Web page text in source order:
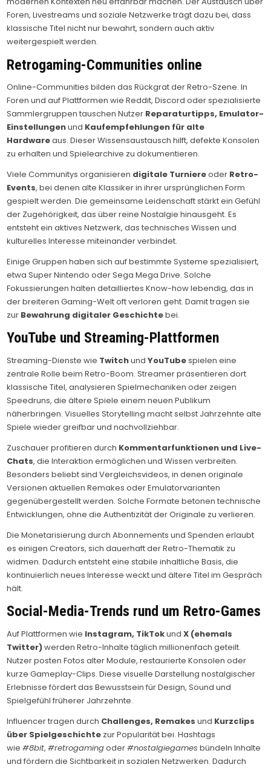
Foren, Livestreams und soziale Netzwerke trägt dazu bei, dass
klassische Titel nicht nur bewahrt, sondern auch aktiv
weitergespielt werden.
Retrogaming-Communities online
Online-Communities bilden das Rückgrat der Retro-Szene. In
Foren und auf Plattformen wie Reddit, Discord oder spezialisierte
Sammlergruppen tauschen Nutzer Reparaturtipps, Emulator-
Einstellungenund Kaufempfehlungen für alte
Hardwareaus. Dieser Wissensaustausch hilft, defekte Konsolen
zu erhalten und Spielearchive zu dokumentieren.
Viele Communitys organisieren digitale Turniereoder Retro-
Events, bei denen alte Klassiker in ihrer ursprünglichen Form
gespielt werden. Die gemeinsame Leidenschaft stärkt ein Gefühl
der Zugehörigkeit, das über reine Nostalgie hinausgeht. Es
entsteht ein aktives Netzwerk, das technisches Wissen und
kulturelles Interesse miteinander verbindet.
Einige Gruppen haben sich auf bestimmte Systeme spezialisiert,
etwa Super Nintendo oder Sega Mega Drive. Solche
Fokussierungen halten detailliertes Know-how lebendig, das in
der breiteren Gaming-Welt oft verloren geht. Damit tragen sie
zur Bewahrung digitaler Geschichtebei.
YouTube und Streaming-Plattformen
Streaming-Dienste wie TwitchundYouTubespielen eine
zentrale Rolle beim Retro-Boom. Streamer präsentieren dort
klassische Titel, analysieren Spielmechaniken oder zeigen
Speedruns, die ältere Spiele einem neuen Publikum
näherbringen. Visuelles Storytelling macht selbst Jahrzehnte alte
Spiele wieder greifbar und nachvollziehbar.
Zuschauer profitieren durch Kommentarfunktionen und Live-
Chats, die Interaktion ermöglichen und Wissen verbreiten.
Besonders beliebt sind Vergleichsvideos, in denen originale
Versionen aktuellen Remakes oder Emulatorvarianten
gegenübergestellt werden. Solche Formate betonen technische
Entwicklungen, ohne die Authentizität der Originale zu verlieren.
Die Monetarisierung durch Abonnements und Spenden erlaubt
es einigen Creators, sich dauerhaft der Retro-Thematik zu
widmen. Dadurch entsteht eine stabile inhaltliche Basis, die
kontinuierlich neues Interesse weckt und ältere Titel im Gespräch
hält.
Social-Media-Trends rund um Retro-Games
Auf Plattformen wie Instagram, TikTokundX (ehemals
Twitter)werden Retro-Inhalte täglich millionenfach geteilt.
Nutzer posten Fotos alter Module, restaurierte Konsolen oder
kurze Gameplay-Clips. Diese visuelle Darstellung nostalgischer
Erlebnisse fördert das Bewusstsein für Design, Sound und
Spielgefühl früherer Jahrzehnte.
Influencer tragen durch Challenges, Remakes und Kurzclips
über Spielgeschichte zur Popularität bei. Hashtags
wie#8bit,#retrogamingoder#nostalgiegames bündeln Inhalte
und fördern die Sichtbarkeit in sozialen Netzwerken. Dadurch